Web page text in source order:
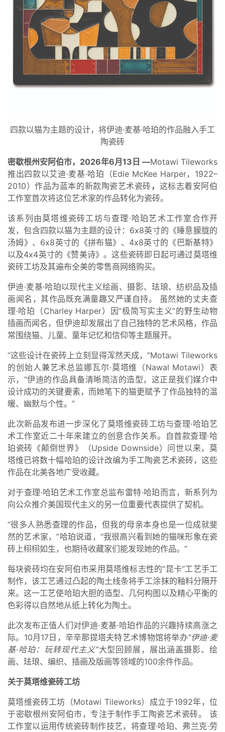
四款以猫为主题的设计，将伊迪·麦基·哈珀的作品融入手工
陶瓷砖
密歇根州安阿伯市，2026年6月13日 —Motawi Tileworks
推出四款以艾迪·麦基·哈珀（Edie McKee Harper，1922–
2010）作品为蓝本的新款陶瓷艺术瓷砖， 这标志着安阿伯
工作室首次将这位艺术家的作品转化为瓷砖。
该系列由莫塔维瓷砖工坊与查理·哈珀艺术工作室合作开
发，包含四款以猫为主题的设计：6x8英寸的《睡意朦胧的
汤姆》、6x8英寸的《拼布猫》、4x8英寸的《巴斯基特》
以及4x4英寸的《赞美诗》。这些瓷砖即日起可通过莫塔维
瓷砖工坊及其遍布全美的零售商网络购买。
伊迪·麦基·哈珀以现代主义绘画、摄影、珐琅、纺织品及插
画闻名，其作品既充满童趣又严谨自持。 虽然她的丈夫查
理·哈珀（Charley Harper）因“极简写实主义”的野生动物
插画而闻名，但伊迪却发展出了自己独特的艺术风格，作品
常围绕猫、儿童、童年记忆和信仰等主题展开。
“这些设计在瓷砖上立刻显得浑然天成，”Motawi Tileworks
的创始人兼艺术总监娜瓦尔·莫塔维（Nawal Motawi）表
示，“伊迪的作品具备清晰简洁的造型，这正是我们媒介中
设计成功的关键要素，而她笔下的猫更赋予了作品独特的温
暖、幽默与个性。”
此次新品发布进一步深化了莫塔维瓷砖工坊与查理·哈珀艺
术工作室近二十年来建立的创意合作关系。自首款查理·哈
珀瓷砖《颠倒世界》（Upside Downside）问世以来，莫
塔维已将数十幅哈珀的设计改编为手工陶瓷艺术瓷砖，这些
作品在北美各地广受收藏。
对于查理·哈珀艺术工作室总监布雷特·哈珀而言，新系列为
向公众推介美国现代主义的另一位重要代表提供了契机。
“很多人熟悉查理的作品，但我的母亲本身也是一位成就斐
然的艺术家，”哈珀说道，“我很高兴看到她的猫咪形象在瓷
砖上栩栩如生，也期待收藏家们能发现她的作品。”
每块瓷砖均在安阿伯市采用莫塔维标志性的“昆卡”工艺手工
制作，该工艺通过凸起的陶土线条将手工涂抹的釉料分隔开
来。这一工艺使哈珀大胆的造型、几何构图以及精心平衡的
色彩得以自然地从纸上转化为陶土。
此次发布正值人们对伊迪·麦基·哈珀作品的兴趣持续高涨之
际。10月17日，辛辛那提塔夫特艺术博物馆将举办“伊迪·麦
基·哈珀：玩转现代主义”大型回顾展，展出涵盖摄影、绘
画、珐琅、编织、插画及版画等领域的100余件作品。
关于莫塔维瓷砖工坊
莫塔维瓷砖工坊（Motawi Tileworks）成立于1992年，位
于密歇根州安阿伯市，专注于制作手工陶瓷艺术瓷砖。 该
工作室以运用传统瓷砖制作技艺，将查理·哈珀、弗兰克·劳